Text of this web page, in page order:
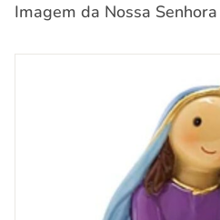
Imagem da Nossa